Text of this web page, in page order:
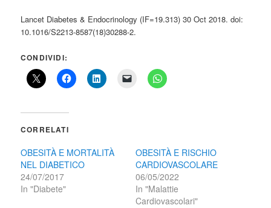
Lancet Diabetes & Endocrinology (IF=19.313) 30 Oct 2018. doi:
10.1016/S2213-8587(18)30288-2.
CONDIVIDI:
CORRELATI
OBESITÀ E MORTALITÀ
NEL DIABETICO
24/07/2017
In "Diabete"
OBESITÀ E RISCHIO
CARDIOVASCOLARE
06/05/2022
In "Malattie
Cardiovascolari"